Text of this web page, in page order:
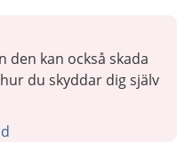
den kan också skada
du skyddar dig själv